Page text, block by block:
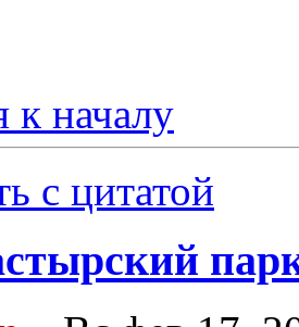
к началу
с цитатой